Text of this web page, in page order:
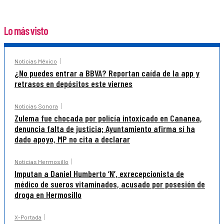
Lo más visto
Noticias México
¿No puedes entrar a BBVA? Reportan caída de la app y
retrasos en depósitos este viernes
Noticias Sonora
Zulema fue chocada por policía intoxicado en Cananea,
denuncia falta de justicia; Ayuntamiento afirma sí ha
dado apoyo, MP no cita a declarar
Noticias Hermosillo
Imputan a Daniel Humberto ‘N’, exrecepcionista de
médico de sueros vitaminados, acusado por posesión de
droga en Hermosillo
X-Portada